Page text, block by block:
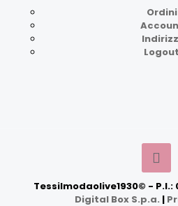
Ordini
Logout
Tessilmodaolive1930© - P.I.:
Digital Box S.p.a. |